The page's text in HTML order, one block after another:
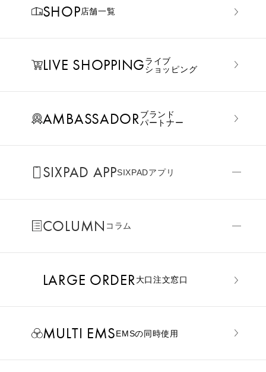
SHOP店舗一覧
LIVE SHOPPINGライブ
ショッピング
AMBASSADORブランド
パートナー
SIXPAD APPSIXPADアプリ
COLUMN コラム
LARGE ORDER⼤⼝注⽂窓⼝
MULTI EMSEMSの同時使用